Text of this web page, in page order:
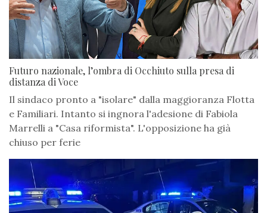
Futuro nazionale, l’ombra di Occhiuto sulla presa di
distanza di Voce
Il sindaco pronto a "isolare" dalla maggioranza Flotta
e Familiari. Intanto si ingnora l'adesione di Fabiola
Marrelli a "Casa riformista". L'opposizione ha già
chiuso per ferie